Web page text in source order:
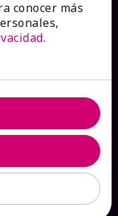
conocer más
.